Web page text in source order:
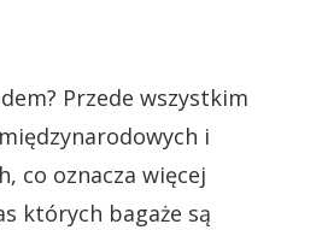
Przede wszystkim
i
co oznacza więcej
których bagaże są